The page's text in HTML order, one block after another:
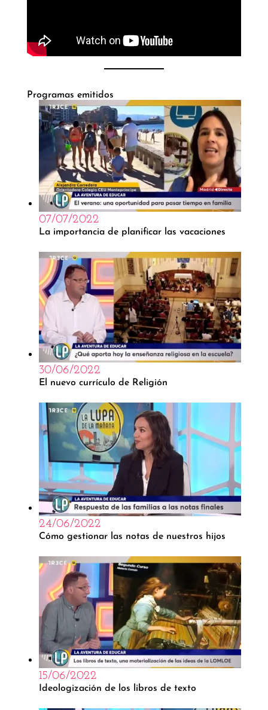
Programas emitidos
07/07/2022
La importancia de planificar las vacaciones
30/06/2022
El nuevo currículo de Religión
24/06/2022
Cómo gestionar las notas de nuestros hijos
15/06/2022
Ideologización de los libros de texto